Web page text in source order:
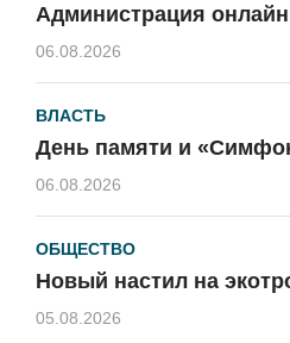
Администрация онлайн
06.08.2026
ВЛАСТЬ
День памяти и
06.08.2026
ОБЩЕСТВО
Новый настил на
05.08.2026